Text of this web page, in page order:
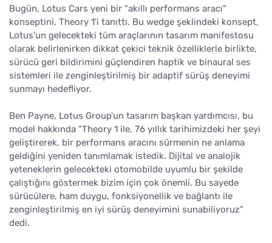
Bugün, Lotus Cars yeni bir "akıllı performans aracı"
konseptini, Theory 1'i tanıttı. Bu wedge şeklindeki konsept,
Lotus'un gelecekteki tüm araçlarının tasarım manifestosu
olarak belirlenirken dikkat çekici teknik özelliklerle birlikte,
sürücü geri bildirimini güçlendiren haptik ve binaural ses
sistemleri ile zenginleştirilmiş bir adaptif sürüş deneyimi
sunmayı hedefliyor.
Ben Payne, Lotus Group'un tasarım başkan yardımcısı, bu
model hakkında “Theory 1 ile, 76 yıllık tarihimizdeki her şeyi
geliştirerek, bir performans aracını sürmenin ne anlama
geldiğini yeniden tanımlamak istedik. Dijital ve analojik
yeteneklerin gelecekteki otomobilde uyumlu bir şekilde
çalıştığını göstermek bizim için çok önemli. Bu sayede
sürücülere, ham duygu, fonksiyonellik ve bağlantı ile
zenginleştirilmiş en iyi sürüş deneyimini sunabiliyoruz"
dedi.